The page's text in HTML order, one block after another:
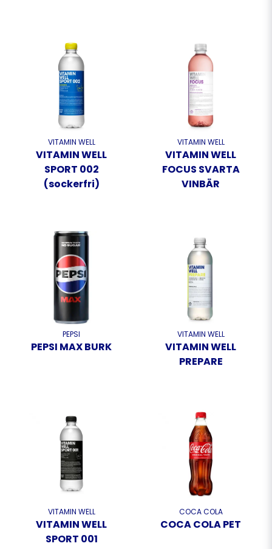
VITAMIN WELL
VITAMIN WELL
SPORT 002
(sockerfri)
VITAMIN WELL
VITAMIN WELL
FOCUS SVARTA
VINBÄR
PEPSI
PEPSI MAX BURK
VITAMIN WELL
VITAMIN WELL
PREPARE
VITAMIN WELL
VITAMIN WELL
SPORT 001
COCA COLA
COCA COLA PET